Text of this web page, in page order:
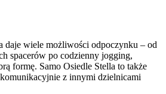
daje wiele możliwości odpoczynku – od
spacerów po codzienny jogging,
formę. Samo Osiedle Stella to także
z innymi dzielnicami